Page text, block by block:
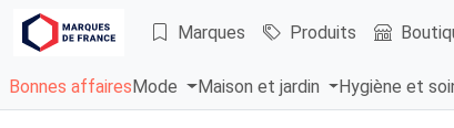
Marques Produits
Bonnes affaires Mode Maison et jardin Hygiène et